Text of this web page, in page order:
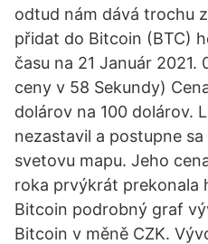
odtud nám dává trochu
přidat do Bitcoin (BTC)
času na 21 Január
ceny v 58 Sekundy)
dolárov na 100 dolárov.
nezastavil a postupne
svetovu mapu. Jeho
roka prvýkrát prekonala
Bitcoin podrobný graf
Bitcoin v měně CZK.